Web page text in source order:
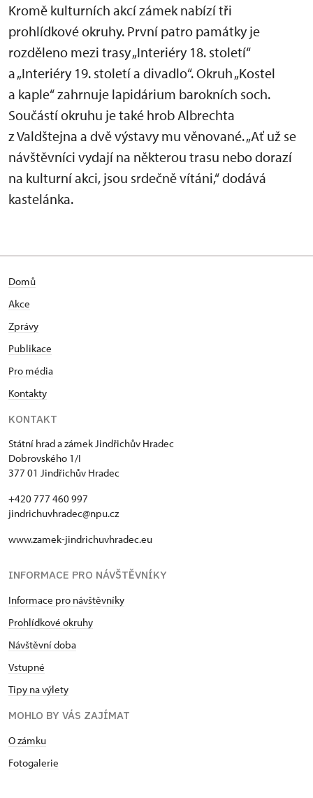
Kromě kulturních akcí zámek nabízí tři
prohlídkové okruhy. První patro památky je
rozděleno mezi trasy „Interiéry 18. století“
a „Interiéry 19. století a divadlo“. Okruh „Kostel
a kaple“ zahrnuje lapidárium barokních soch.
Součástí okruhu je také hrob Albrechta
z Valdštejna a dvě výstavy mu věnované. „Ať už se
návštěvníci vydají na některou trasu nebo dorazí
na kulturní akci, jsou srdečně vítáni,“ dodává
kastelánka.
Domů
Akce
Zprávy
Publikace
Pro média
Kontakty
KONTAKT
Státní hrad a zámek Jindřichův Hradec
Dobrovského 1/I
377 01 Jindřichův Hradec
+420 777 460 997
jindrichuvhradec@npu.cz
www.zamek-jindrichuvhradec.eu
INFORMACE PRO NÁVŠTĚVNÍKY
Informace pro návštěvníky
Prohlídkové okruhy
Návštěvní doba
Vstupné
Tipy na výlety
MOHLO BY VÁS ZAJÍMAT
O zámku
Fotogalerie